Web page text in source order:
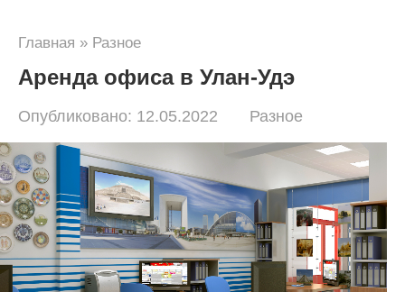
Главная » Разное
Аренда офиса в Улан-Удэ
Опубликовано: 12.05.2022 Разное